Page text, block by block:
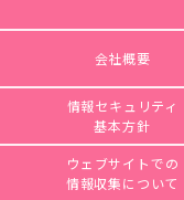
会社概要
情報セキュリティ
基本方針
ウェブサイトでの
情報収集について